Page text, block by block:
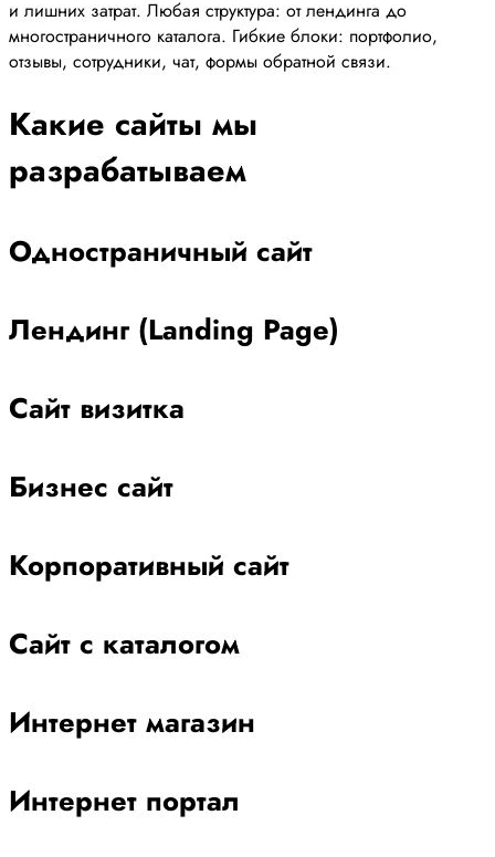
и лишних затрат. Любая структура: от лендинга до
многостраничного каталога. Гибкие блоки: портфолио,
отзывы, сотрудники, чат, формы обратной связи.
Какие сайты мы
разрабатываем
Одностраничный сайт
Лендинг (Landing Page)
Сайт визитка
Бизнес сайт
Корпоративный сайт
Сайт с каталогом
Интернет магазин
Интернет портал